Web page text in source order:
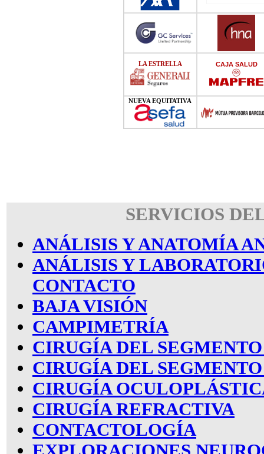
LA ESTRELLA CAJA SALUD
NUEVA EQUITATIVA
SERVICIOS
ANÁLISIS Y ANATOMÍA
ANÁLISIS Y
CONTACTO
BAJA VISIÓN
CAMPIMETRÍA
CIRUGÍA DEL
CIRUGÍA DEL
CIRUGÍA
CIRUGÍA REFRACTIVA
CONTACTOLOGÍA